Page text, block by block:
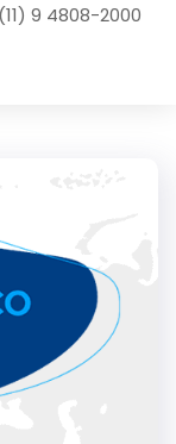
9 4808-2000